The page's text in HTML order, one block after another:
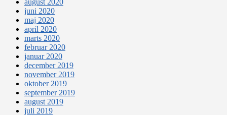
juni 2020
maj 2020
april 2020
marts 2020
februar 2020
januar 2020
december 2019
november 2019
oktober 2019
september 2019
august 2019
juli 2019